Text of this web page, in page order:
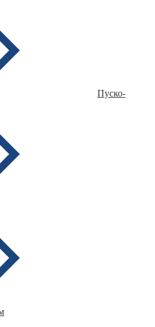
Пуско-